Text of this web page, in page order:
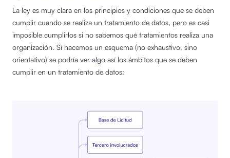
La ley es muy clara en los principios y condiciones que se deben
cumplir cuando se realiza un tratamiento de datos, pero es casi
imposible cumplirlos si no sabemos qué tratamientos realiza una
organización. Si hacemos un esquema (no exhaustivo, sino
orientativo) se podría ver algo así los ámbitos que se deben
cumplir en un tratamiento de datos: